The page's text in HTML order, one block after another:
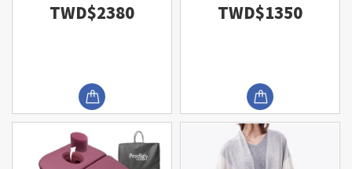
TWD$2380 TWD$1350